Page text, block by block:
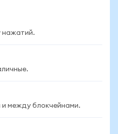
нажатий.
и между блокчейнами.